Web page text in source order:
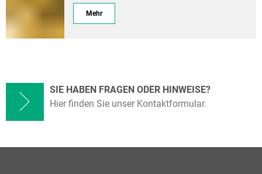
Mehr
SIE HABEN FRAGEN ODER HINWEISE?
Hier finden Sie unser Kontaktformular.